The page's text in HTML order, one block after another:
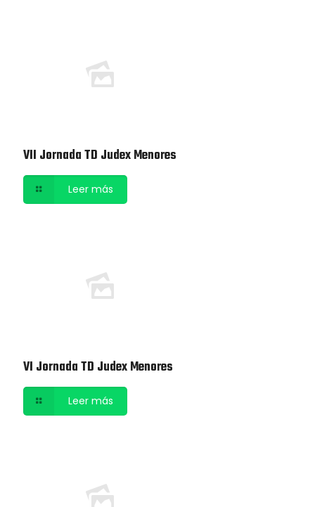
VII Jornada TD Judex Menores
Leer más
VI Jornada TD Judex Menores
Leer más